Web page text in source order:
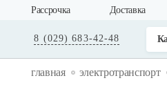
Рассрочка Доставка
8 (029) 683-42-48
главная электротранспорт